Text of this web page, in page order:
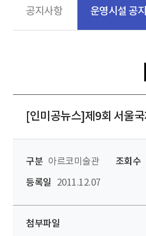
공지사항 운영시설 공
[인미공뉴스]제9회 서울국
구분 아르코미술관 조회수
등록일
2011.12.07
첨부파일